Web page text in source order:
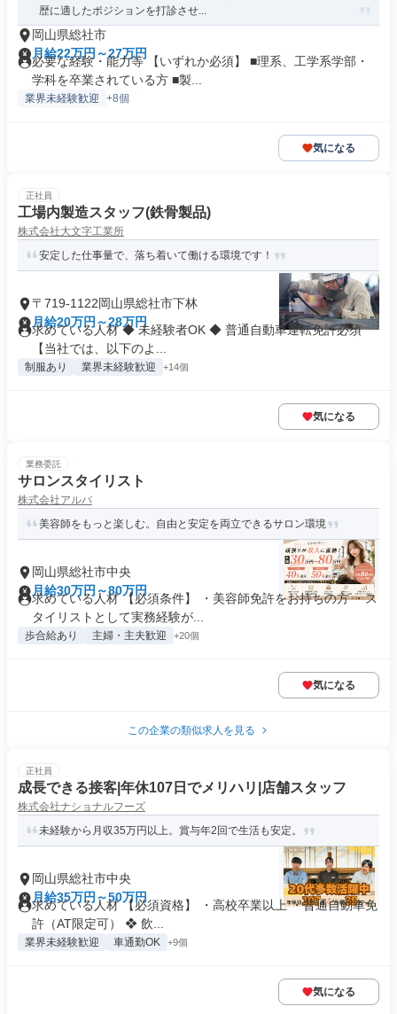
歴に適したポジションを打診させ...
岡山県総社市
月給22万円～27万円
必要な経験・能力等 【いずれか必須】 ■理系、工学系学部・
学科を卒業されている方 ■製...
業界未経験歓迎 +8個
気になる
正社員
工場内製造スタッフ(鉄骨製品)
株式会社大文字工業所
安定した仕事量で、落ち着いて働ける環境です！
〒719-1122岡山県総社市下林
月給20万円～28万円
求めている人材 ◆ 未経験者OK ◆ 普通自動車運転免許必須
【当社では、以下のよ...
制服あり 業界未経験歓迎 +14個
気になる
業務委託
サロンスタイリスト
株式会社アルバ
美容師をもっと楽しむ。自由と安定を両立できるサロン環境
岡山県総社市中央
月給30万円～80万円
求めている人材 【必須条件】 ・美容師免許をお持ちの方 ・ス
タイリストとして実務経験が...
歩合給あり 主婦・主夫歓迎 +20個
気になる
この企業の類似求人を見る
正社員
成長できる接客|年休107日でメリハリ|店舗スタッフ
株式会社ナショナルフーズ
未経験から月収35万円以上。賞与年2回で生活も安定。
岡山県総社市中央
月給35万円～50万円
求めている人材 【必須資格】 ・高校卒業以上 ・普通自動車免
許（AT限定可） ❖ 飲...
業界未経験歓迎 車通勤OK +9個
気になる